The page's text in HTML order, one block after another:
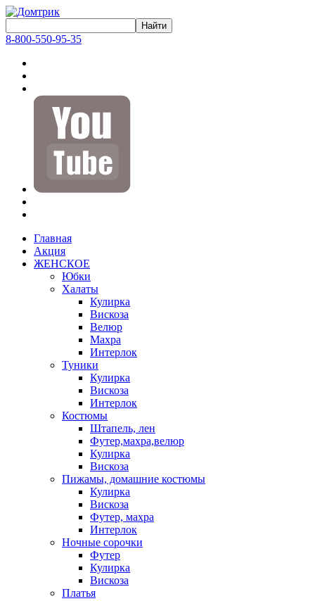
8-800-550-95-35
Главная
Акция
ЖЕНСКОЕ
Юбки
Халаты
Кулирка
Вискоза
Велюр
Махра
Интерлок
Туники
Кулирка
Вискоза
Интерлок
Костюмы
Штапель, лен
Футер,махра,велюр
Кулирка
Вискоза
Пижамы, домашние костюмы
Кулирка
Вискоза
Футер, махра
Интерлок
Ночные сорочки
Футер
Кулирка
Вискоза
Платья